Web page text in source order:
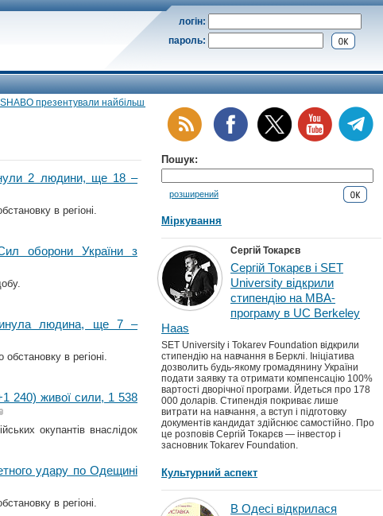
логін:
пароль:
презентували найбільш «дієтичне» ігристе
2 людини, ще 18 –
в регіоні.
оборони України з
людина, ще 7 –
в регіоні.
240) живої сили, 1 538
окупантів внаслідок
удару по Одещині
в регіоні.
Пошук:
розширений
Міркування
Сергій Токарєв
Сергій Токарєв і SET
University відкрили
стипендію на MBA-
програму в UC Berkeley
Haas
SET University і Tokarev Foundation відкрили
стипендію на навчання в Берклі. Ініціатива
дозволить будь-якому громадянину України
подати заявку та отримати компенсацію 100%
вартості дворічної програми. Йдеться про 178
000 доларів. Стипендія покриває лише
витрати на навчання, а вступ і підготовку
документів кандидат здійснює самостійно. Про
це розповів Сергій Токарєв — інвестор і
засновник Tokarev Foundation.
Культурний аспект
В Одесі відкрилася